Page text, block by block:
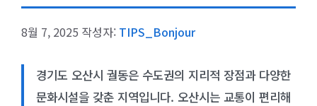
8월 7, 2025 작성자: TIPS_Bonjour
경기도 오산시 궐동은 수도권의 지리적 장점과 다양한
문화시설을 갖춘 지역입니다. 오산시는 교통이 편리해